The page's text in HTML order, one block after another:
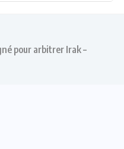
pour arbitrer Irak –